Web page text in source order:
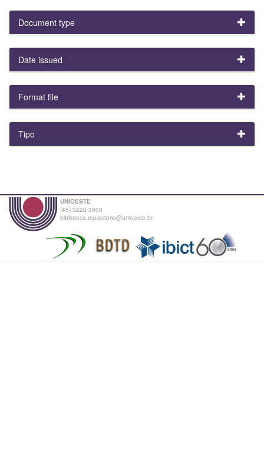
Document type
Date issued
Format file
Tipo
UNIOESTE
(45) 3220-3000
biblioteca.repositorio@unioeste.br